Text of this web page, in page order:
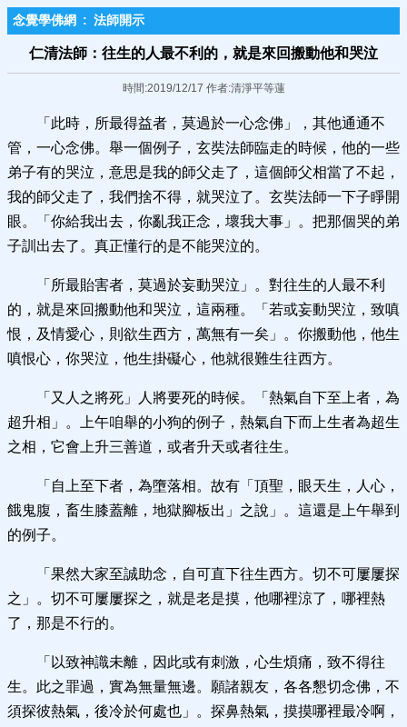
念覺學佛網 : 法師開示
仁清法師：往生的人最不利的，就是來回搬動他和哭泣
時間:2019/12/17 作者:清淨平等蓮
「此時，所最得益者，莫過於一心念佛」，其他通通不
管，一心念佛。舉一個例子，玄奘法師臨走的時候，他的一些
弟子有的哭泣，意思是我的師父走了，這個師父相當了不起，
我的師父走了，我們捨不得，就哭泣了。玄奘法師一下子睜開
眼。「你給我出去，你亂我正念，壞我大事」。把那個哭的弟
子訓出去了。真正懂行的是不能哭泣的。
「所最貽害者，莫過於妄動哭泣」。對往生的人最不利
的，就是來回搬動他和哭泣，這兩種。「若或妄動哭泣，致嗔
恨，及情愛心，則欲生西方，萬無有一矣」。你搬動他，他生
嗔恨心，你哭泣，他生掛礙心，他就很難生往西方。
「又人之將死」人將要死的時候。「熱氣自下至上者，為
超升相」。上午咱舉的小狗的例子，熱氣自下而上生者為超生
之相，它會上升三善道，或者升天或者往生。
「自上至下者，為墮落相。故有「頂聖，眼天生，人心，
餓鬼腹，畜生膝蓋離，地獄腳板出」之說」。這還是上午舉到
的例子。
「果然大家至誠助念，自可直下往生西方。切不可屢屢探
之」。切不可屢屢探之，就是老是摸，他哪裡涼了，哪裡熱
了，那是不行的。
「以致神識未離，因此或有刺激，心生煩痛，致不得往
生。此之罪過，實為無量無邊。願諸親友，各各懇切念佛，不
須探彼熱氣，後冷於何處也」。探鼻熱氣，摸摸哪裡最冷啊，